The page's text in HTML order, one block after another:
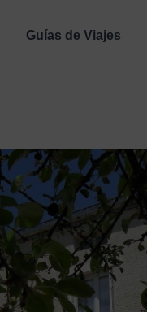
Guías de Viajes